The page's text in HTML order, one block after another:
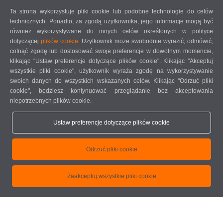
Ogólne warunki sprzedaży
UMOWA O KONSERWACJĘ ZDALNĄ
COOKIE SETTINGS
KODEKS POSTĘPOWANIA DOSTAWCÓW
elumatec AG - Pinacher Straße 61 - 75417 Mühlacker - Niemcy - Telefon
+49 7041-14 0- mail@elumatec.com
elumatec AG infocenter - Lugwaldstraße 20 - 75417 Mühlacker - Niemcy
Ta strona wykorzystuje pliki cookie lub podobne technologie do celów
technicznych. Ponadto, za zgodą użytkownika, jego informacje mogą być
również wykorzystywane do innych celów określonych w polityce
dotyczącej plików cookie. Użytkownik może swobodnie wyrazić, odmówić,
cofnąć zgodę lub dostosować swoje preferencje w dowolnym momencie,
klikając "Ustaw preferencje dotyczące plików cookie". Klikając "Akceptuj
wszystkie pliki cookie", użytkownik wyraża zgodę na wykorzystywanie
swoich danych do wszystkich wskazanych celów. Klikając "Odrzuć pliki
cookie", będziesz kontynuować przeglądanie bez akceptowania
niepotrzebnych plików cookie.
Ustaw preferencje dotyczące plików cookie
Odrzuć pliki cookie
Zaakceptuj wszystkie pliki cookie